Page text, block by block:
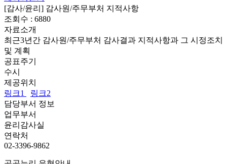
[감사/윤리] 감사원/주무부처 지적사항
조회수 : 6880
자료소개
최근3년간 감사원/주무부처 감사결과 지적사항과 그 시정조치
및 계획
공표주기
수시
제공위치
링크1
링크2
담당부서 정보
업무부서
윤리감사실
연락처
02-3396-9862